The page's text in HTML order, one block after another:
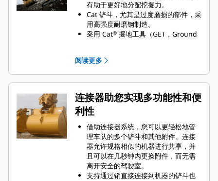
有助于更好地分配挖掘力。
Cat 铲斗，尤其是过度磨损的部件，采
用高强度耐磨钢制造。
采用 Cat® 掘地工具（GET，Ground
助于保护铲斗中最常接触和穿过物料
的部件。
通过为您的铲斗和应用组合选择合适
的 GET 来降低维护成本。
铲斗齿尖提供多种选择，确保适合您
的具体应用。无论您需要获得平整的
挖掘底面还是挖掘坚硬的磨蚀性物
料，总有一款齿尖解决方案适合您。
阅读更多
连接器助您实现多功能性和便
利性
借助连接器系统，您可以更轻松地管
理车队的多个铲斗和其他附件。连接
器允许规格相似的机器进行共享，并
且可以在几秒钟内更换附件，而无需
离开安全的驾驶室。
支持通过销直接连接到机器的铲斗也